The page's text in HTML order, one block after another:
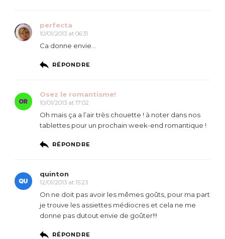
perfecta
10/01/2013 at 06:31
Ca donne envie…
RÉPONDRE
Osez le romantisme!
10/01/2013 at 17:02
Oh mais ça a l’air très chouette ! à noter dans nos
tablettes pour un prochain week-end romantique !
RÉPONDRE
quinton
12/01/2013 at 15:23
On ne doit pas avoir les mêmes goûts, pour ma part
je trouve les assiettes médiocres et cela ne me
donne pas dutout envie de goûter!!!
RÉPONDRE